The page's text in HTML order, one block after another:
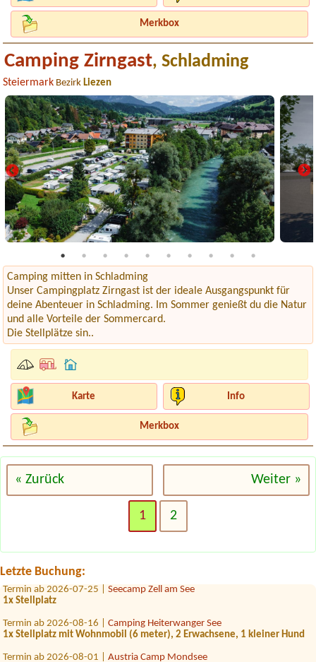
Merkbox
Camping Zirngast, Schladming
Steiermark BezirkLiezen
Camping mitten in Schladming
Unser Campingplatz Zirngast ist der ideale Ausgangspunkt für
deine Abenteuer in Schladming. Im Sommer genießt du die Natur
und alle Vorteile der Sommercard.
Die Stellplätze sin..
Karte Info
Merkbox
« Zurück Weiter »
1 2
Letzte Buchung:
Termin ab 2026-08-11 |
Seecamping Berau**** am Wolfgangsee
1x tent place for 2 people
Seepension & Camping Nußbaumer KG
Termin ab 2026-07-25 |
1x Stellplatz
Termin ab 2026-08-16 |
1x Stellplatz mit Wohnmobil (6 meter), 2 Erwachsene, 1 kleiner Hund
Termin ab 2026-08-01 |